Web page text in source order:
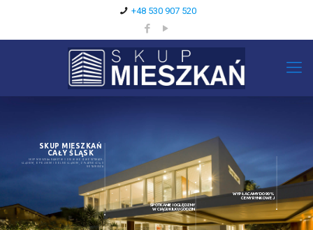
+48 530 907 520
SKUP MIESZKAŃ
CAŁY ŚLĄSK
SKUP MIESZKAŃ NAWET W 3 DNI W WOJEWÓDZTWACH:
ŚLĄSKIM, OPOLSKIM I DOLNOŚLĄSKIM, Z PŁATNOŚCIĄ U
NOTARIUSZA
SPOTKANIE I OGLĘDZNY
W CIĄGU KILKU GODZIN
WYPŁACAMY DO 90%
CENY RYNKOWEJ